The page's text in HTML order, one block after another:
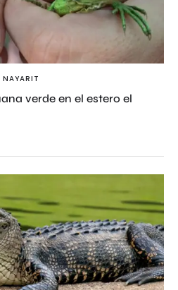
NAYARIT
verde en el estero el